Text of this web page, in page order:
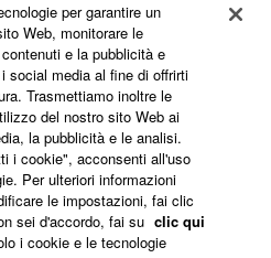
per garantire un
Web, monitorare le
e la pubblicità e
social media al fine di offrirti
Trasmettiamo inoltre le
del nostro sito Web ai
la pubblicità e le analisi.
i cookie", acconsenti all'uso
Per ulteriori informazioni
le impostazioni, fai clic
sei d'accordo, fai su clic qui
i cookie e le tecnologie